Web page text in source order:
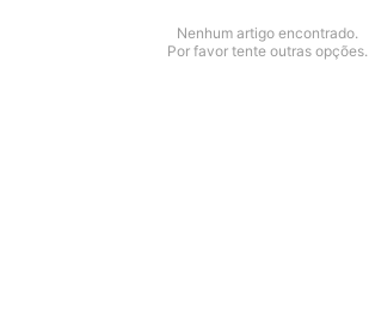
Nenhum artigo encontrado.
Por favor tente outras opções.